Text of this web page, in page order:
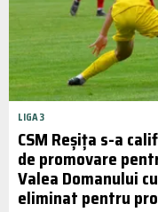
LIGA 3
CSM Reșița s-a
de promovare
Valea Domanului
eliminat pentru